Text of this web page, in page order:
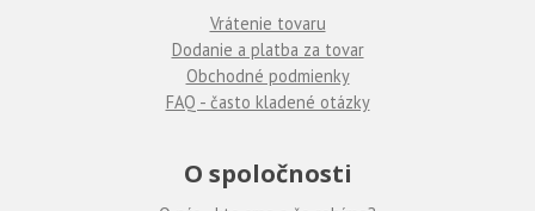
Vrátenie tovaru
Dodanie a platba za tovar
Obchodné podmienky
FAQ - často kladené otázky
O spoločnosti